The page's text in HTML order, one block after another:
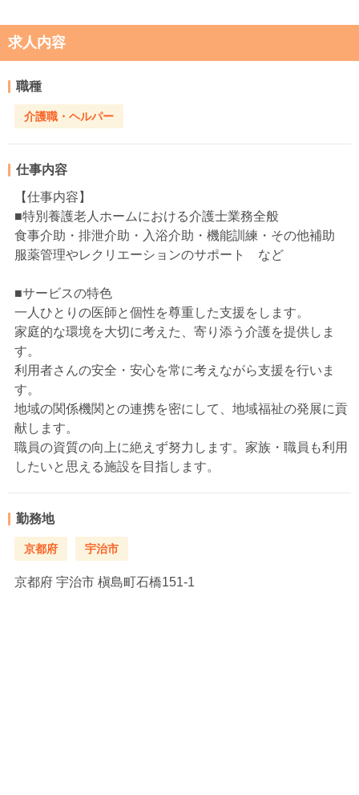
求人内容
職種
介護職・ヘルパー
仕事内容
【仕事内容】
■特別養護老人ホームにおける介護士業務全般
食事介助・排泄介助・入浴介助・機能訓練・その他補助
服薬管理やレクリエーションのサポート など
■サービスの特色
一人ひとりの医師と個性を尊重した支援をします。
家庭的な環境を大切に考えた、寄り添う介護を提供しま
す。
利用者さんの安全・安心を常に考えながら支援を行いま
す。
地域の関係機関との連携を密にして、地域福祉の発展に貢
献します。
職員の資質の向上に絶えず努力します。家族・職員も利用
したいと思える施設を目指します。
勤務地
京都府 宇治市
京都府 宇治市 槇島町石橋151-1